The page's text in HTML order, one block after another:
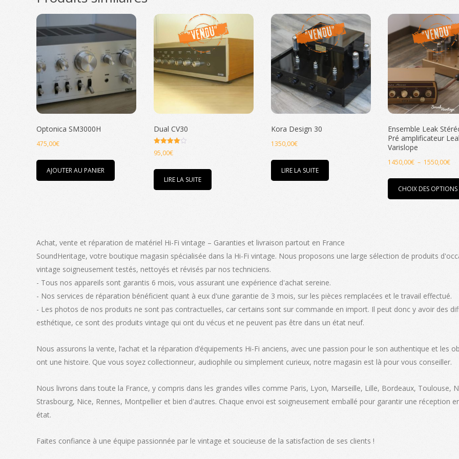
Optonica SM3000H
475,00€
AJOUTER AU PANIER
Dual CV30
Note
4.00
95,00€
LIRE LA SUITE
Kora Design 30
1350,00€
LIRE LA SUITE
Ensemble Leak
Pré amplificateur
Varislope
1450,00€ – 1550,00€
prix
CHOIX DES OPTIONS
Achat, vente et réparation de matériel Hi-Fi vintage – Garanties et livraison partout en France
SoundHeritage, votre boutique magasin spécialisée dans la Hi-Fi vintage. Nous proposons une large sélection de produits
vintage soigneusement testés, nettoyés et révisés par nos techniciens.
- Tous nos appareils sont garantis 6 mois, vous assurant une expérience d'achat sereine.
- Nos services de réparation bénéficient quant à eux d'une garantie de 3 mois, sur les pièces remplacées et le travail effectué.
- Les photos de nos produits ne sont pas contractuelles, car certains sont sur commande en import. Il peut donc y avoir des
esthétique, ce sont des produits vintage qui ont du vécus et ne peuvent pas être dans un état neuf.
Nous assurons la vente, l’achat et la réparation d’équipements Hi-Fi anciens, avec une passion pour le son authentique et les
ont une histoire. Que vous soyez collectionneur, audiophile ou simplement curieux, notre magasin est là pour vous conseiller.
Nous livrons dans toute la France, y compris dans les grandes villes comme Paris, Lyon, Marseille, Lille, Bordeaux, Toulouse,
Strasbourg, Nice, Rennes, Montpellier et bien d'autres. Chaque envoi est soigneusement emballé pour garantir une réception
état.
Faites confiance à une équipe passionnée par le vintage et soucieuse de la satisfaction de ses clients !